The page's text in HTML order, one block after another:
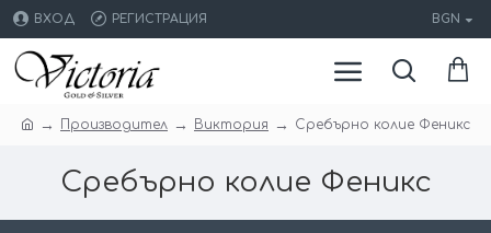
ВХОД РЕГИСТРАЦИЯ BGN
Производител Виктория Сребърно колие Феникс
Сребърно колие Феникс